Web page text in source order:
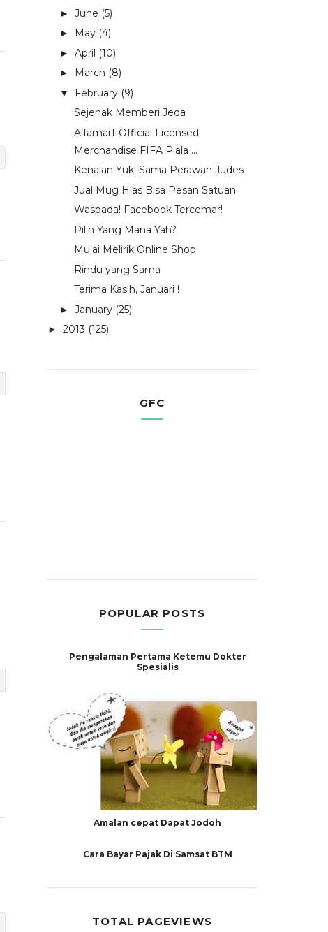
► June (5)
► May (4)
► April (10)
► March (8)
▼ February (9)
Sejenak Memberi Jeda
Alfamart Official Licensed
Merchandise FIFA Piala ...
Kenalan Yuk! Sama Perawan Judes
Jual Mug Hias Bisa Pesan Satuan
Waspada! Facebook Tercemar!
Pilih Yang Mana Yah?
Mulai Melirik Online Shop
Rindu yang Sama
Terima Kasih, Januari !
► January (25)
► 2013 (125)
GFC
POPULAR POSTS
Pengalaman Pertama Ketemu Dokter
Spesialis
Amalan cepat Dapat Jodoh
Cara Bayar Pajak Di Samsat BTM
TOTAL PAGEVIEWS